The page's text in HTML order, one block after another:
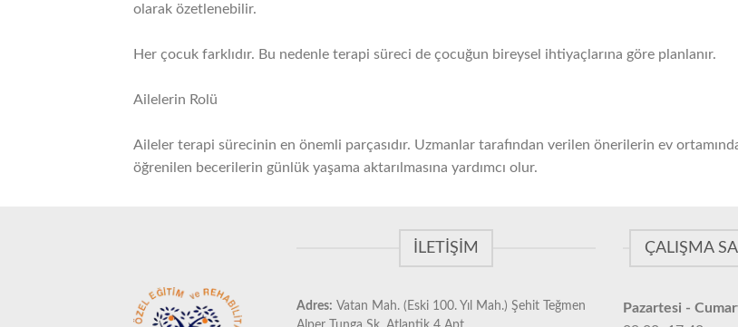
olarak özetlenebilir.
Her çocuk farklıdır. Bu nedenle terapi süreci de çocuğun bireysel ihtiyaçlarına göre planlanır.
Ailelerin Rolü
Aileler terapi sürecinin en önemli parçasıdır. Uzmanlar tarafından verilen önerilerin ev
öğrenilen becerilerin günlük yaşama aktarılmasına yardımcı olur.
İLETIŞIM
Adres: Vatan Mah. (Eski 100. Yıl Mah.) Şehit Teğmen
ÇALIŞMA
Pazartesi -